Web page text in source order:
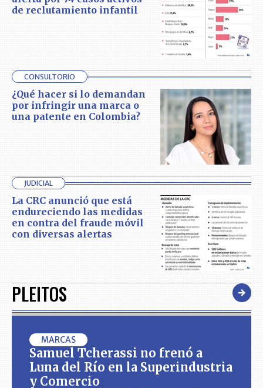
de reclutamiento infantil
CONSULTORIO
¿Qué hacer si lo demandan
por infringir una marca o
una patente en Colombia?
JUDICIAL
La CRC anunció que está
endureciendo las medidas
en contra del fraude móvil
con diversas alertas
PLEITOS
MARCAS
Samuel Tcherassi no frenó a
Luna del Río en la Superindustria
y Comercio